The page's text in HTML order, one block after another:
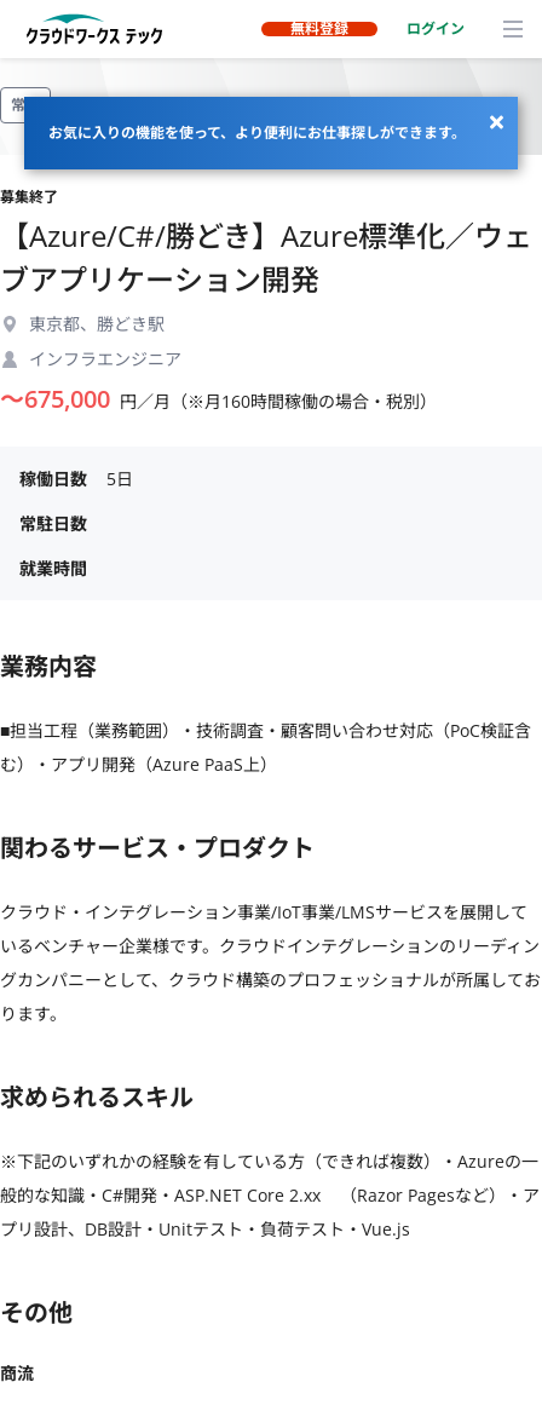
無料登録 ログイン
お気に入りの機能を使って、より便利にお仕事探しができます。
常駐
募集終了
【Azure/C#/勝どき】Azure標準化／ウェ
ブアプリケーション開発
東京都、勝どき駅
インフラエンジニア
〜675,000 円／月（※月160時間稼働の場合・税別）
稼働日数
5日
常駐日数
就業時間
業務内容
■担当工程（業務範囲）・技術調査・顧客問い合わせ対応（PoC検証含
む）・アプリ開発（Azure PaaS上）
関わるサービス・プロダクト
クラウド・インテグレーション事業/IoT事業/LMSサービスを展開して
いるベンチャー企業様です。クラウドインテグレーションのリーディン
グカンパニーとして、クラウド構築のプロフェッショナルが所属してお
ります。
求められるスキル
※下記のいずれかの経験を有している方（できれば複数）・Azureの一
般的な知識・C#開発・ASP.NET Core 2.xx    （Razor Pagesなど）・ア
プリ設計、DB設計・Unitテスト・負荷テスト・Vue.js
その他
商流